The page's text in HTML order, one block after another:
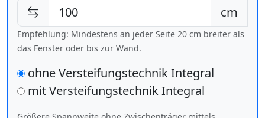
cm
Empfehlung: Mindestens an jeder Seite 20 cm breiter als
das Fenster oder bis zur Wand.
ohne Versteifungstechnik Integral
mit VersteifungstechnikIntegral